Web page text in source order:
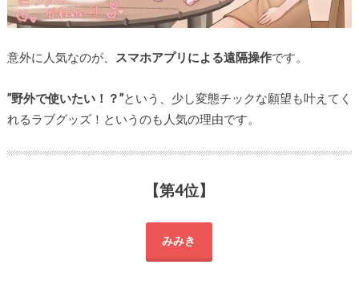
意外に人気なのが、 スマホアプリによる遠隔操作です。
”野外で使いたい！？”という、少し変態チックな願望も叶えてく
れるラブグッズ！というのも人気の理由です。
【第4位】
みみき